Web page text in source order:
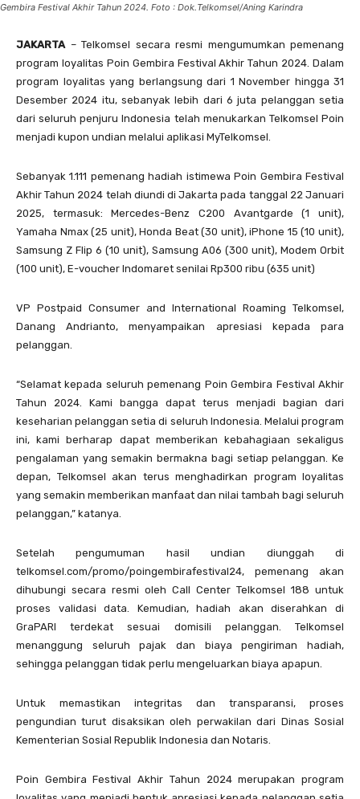
Gembira Festival Akhir Tahun 2024. Foto : Dok.Telkomsel/Aning Karindra
JAKARTA – Telkomsel secara resmi mengumumkan pemenang
program loyalitas Poin Gembira Festival Akhir Tahun 2024. Dalam
program loyalitas yang berlangsung dari 1 November hingga 31
Desember 2024 itu, sebanyak lebih dari 6 juta pelanggan setia
dari seluruh penjuru Indonesia telah menukarkan Telkomsel Poin
menjadi kupon undian melalui aplikasi MyTelkomsel.
Sebanyak 1.111 pemenang hadiah istimewa Poin Gembira Festival
Akhir Tahun 2024 telah diundi di Jakarta pada tanggal 22 Januari
2025, termasuk: Mercedes-Benz C200 Avantgarde (1 unit),
Yamaha Nmax (25 unit), Honda Beat (30 unit), iPhone 15 (10 unit),
Samsung Z Flip 6 (10 unit), Samsung A06 (300 unit), Modem Orbit
(100 unit), E-voucher Indomaret senilai Rp300 ribu (635 unit)
VP Postpaid Consumer and International Roaming Telkomsel,
Danang Andrianto, menyampaikan apresiasi kepada para
pelanggan.
“Selamat kepada seluruh pemenang Poin Gembira Festival Akhir
Tahun 2024. Kami bangga dapat terus menjadi bagian dari
keseharian pelanggan setia di seluruh Indonesia. Melalui program
ini, kami berharap dapat memberikan kebahagiaan sekaligus
pengalaman yang semakin bermakna bagi setiap pelanggan. Ke
depan, Telkomsel akan terus menghadirkan program loyalitas
yang semakin memberikan manfaat dan nilai tambah bagi seluruh
pelanggan,” katanya.
Setelah pengumuman hasil undian diunggah di
telkomsel.com/promo/poingembirafestival24, pemenang akan
dihubungi secara resmi oleh Call Center Telkomsel 188 untuk
proses validasi data. Kemudian, hadiah akan diserahkan di
GraPARI terdekat sesuai domisili pelanggan. Telkomsel
menanggung seluruh pajak dan biaya pengiriman hadiah,
sehingga pelanggan tidak perlu mengeluarkan biaya apapun.
Untuk memastikan integritas dan transparansi, proses
pengundian turut disaksikan oleh perwakilan dari Dinas Sosial
Kementerian Sosial Republik Indonesia dan Notaris.
Poin Gembira Festival Akhir Tahun 2024 merupakan program